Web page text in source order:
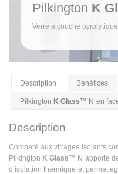
Pilkington K
Verre à couche
Description Bénéfices
Pilkington K Glass™ N en
Description
Comparé aux vitrages isolants
Pilkington K Glass™ N apporte
d’isolation thermique et permet